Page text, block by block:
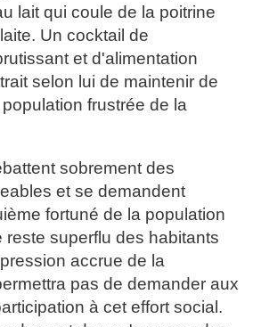
lait qui coule de la poitrine
Un cocktail de
et d'alimentation
selon lui de maintenir de
frustrée de la
sobrement des
et se demandent
fortuné de la population
reste superflu des habitants
accrue de la
pas de demander aux
à cet effort social.